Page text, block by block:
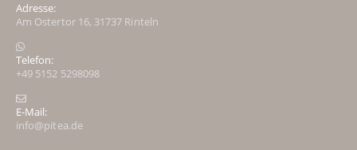
Adresse:
Am Ostertor 16, 31737 Rinteln
Telefon:
+49 5152 5298098
E-Mail:
info@pitea.de